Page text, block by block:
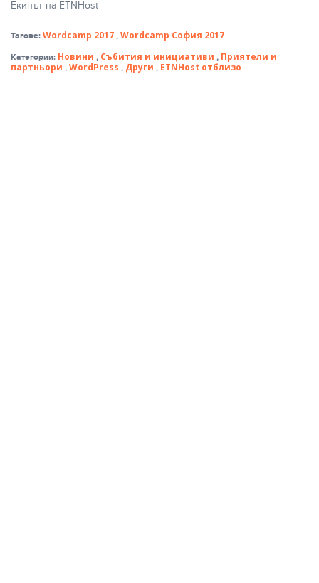
Екипът на ETNHost
Тагове: Wordcamp 2017 , Wordcamp София 2017
Категории: Новини , Събития и инициативи , Приятели и
партньори , WordPress , Други , ETNHost отблизо